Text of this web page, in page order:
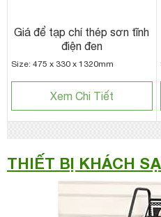
Giá để tạp chí thép sơn tĩnh
điện đen
Size: 475 x 330 x 1320mm
Xem Chi Tiết
THIẾT BỊ KHÁCH